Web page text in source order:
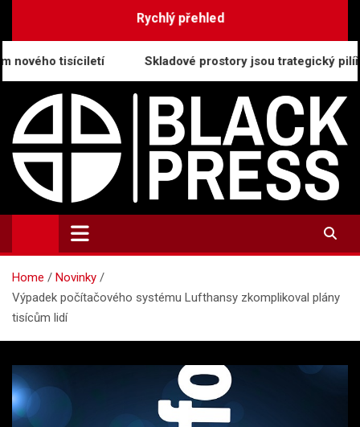
Rychlý přehled
Skladové prostory jsou trategický pilíř moderního
BlackPress.cz
Aktuality, informace a tiskové zprávy
Home
Novinky
Výpadek počítačového systému Lufthansy zkomplikoval plány
tisícům lidí